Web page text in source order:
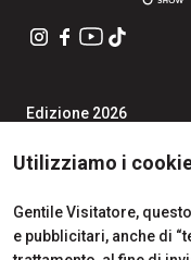
Utilizziamo i
Gentile Visitatore,
e pubblicitari, anche di
Edizione 2026
Contatti
Area Riservata
Info Utili per Esporre